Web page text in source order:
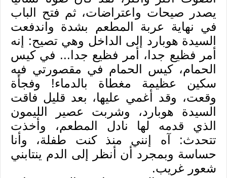
يصدر صيحات واعتراضات، ثم فتح الباب
في نهاية عربة المطعم بشدة واندفعت
السيدة هوبارد إلى الداخل وهي تصيح: إنه
أمر فظيع جدا، أمر فظيع جدا... في كيس
الحمام، كيس الحمام في مقصورتي فيه
سكين عظيمة مغطاة بالدماء! وفجأة
وقعت، وقد أغمي عليها، بعد قليل فاقت
السيدة هوبارد، وشربت عصير الليمون
الذي قدمه لها نادل المطعم، وأخذت
تتحدث: آه إنني منذ كنت طفلة، وأنا
حساسة وبمجرد أن أنظر إلى الدم ينتابني
شعور غريب.